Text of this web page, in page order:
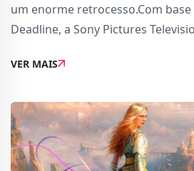
um enorme retrocesso.Com
Deadline, a Sony Pictures
representar Kratos depois de uma
VER MAIS